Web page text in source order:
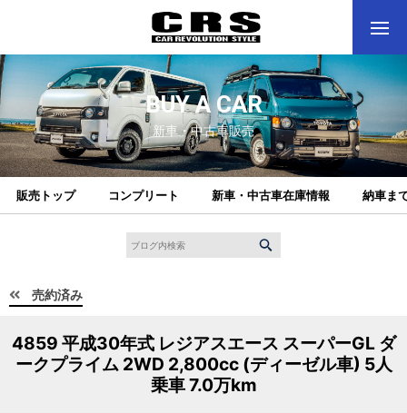
BUY A CAR
新車・中古車販売
販売トップ コンプリート 新車・中古車在庫情報 納車ま
売約済み
4859 平成30年式 レジアスエース スーパーGL ダ
ークプライム 2WD 2,800cc (ディーゼル車) 5人
乗車 7.0万km